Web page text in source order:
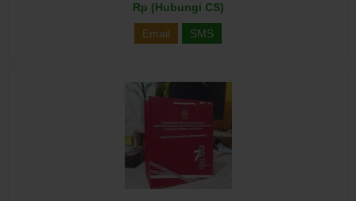
Rp (Hubungi CS)
Email SMS